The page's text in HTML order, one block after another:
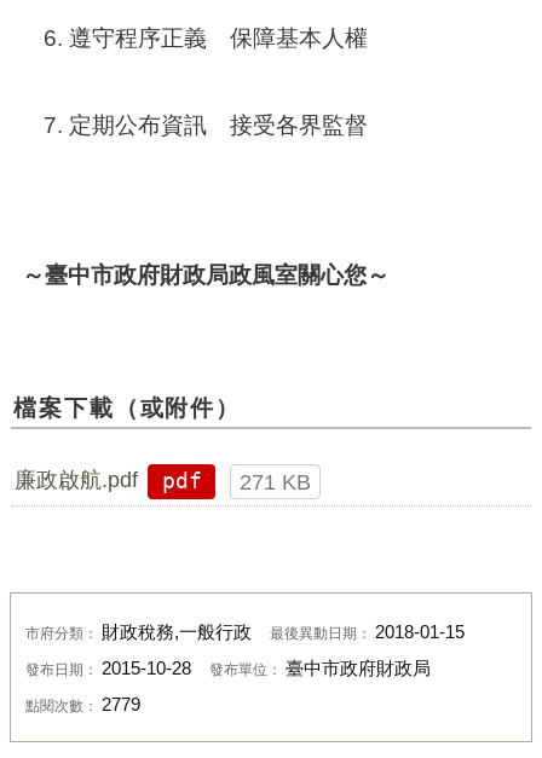
遵守程序正義 保障基本人權
定期公布資訊 接受各界監督
～臺中市政府財政局政風室關心您～
檔案下載（或附件）
廉政啟航.pdf pdf 271 KB
市府分類： 財政稅務,一般行政 最後異動日期： 2018-01-15
發布日期： 2015-10-28 發布單位： 臺中市政府財政局
點閱次數： 2779